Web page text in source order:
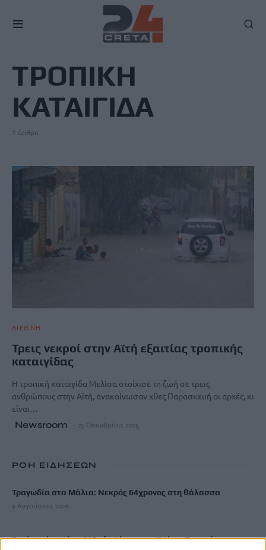
ΤΡΟΠΙΚΗ
ΚΑΤΑΙΓΙΔΑ
1 άρθρο
ΔΙΕΘΝΗ
Τρεις νεκροί στην Αϊτή εξαιτίας τροπικής
καταιγίδας
Η τροπική καταιγίδα Μελίσα στοίχισε τη ζωή σε τρεις
ανθρώπους στην Αϊτή, ανακοίνωσαν χθες Παρασκευή οι αρχές, κι
είναι…
Newsroom 25 Οκτωβρίου, 2025
ΡΟΗ ΕΙΔΗΣΕΩΝ
Τραγωδία στα Μάλια: Νεκρός 64χρονος στη θάλασσα
9 Αυγούστου, 2026
Ριπές ανέμου έως 110 χλμ/ώρα στην Κρήτη -Στο «κόκκινο»